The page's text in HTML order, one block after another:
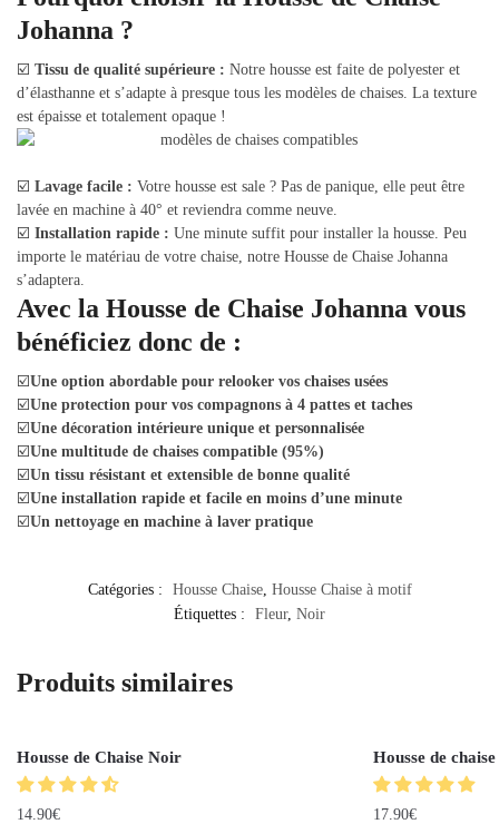
Johanna ?
☑️ Tissu de qualité supérieure : Notre housse est faite de polyester et
d’élasthanne et s’adapte à presque tous les modèles de chaises. La texture
est épaisse et totalement opaque !
☑️ Lavage facile : Votre housse est sale ? Pas de panique, elle peut être
lavée en machine à 40° et reviendra comme neuve.
☑️ Installation rapide : Une minute suffit pour installer la housse. Peu
importe le matériau de votre chaise, notre Housse de Chaise Johanna
s’adaptera.
Avec la Housse de Chaise Johanna vous
bénéficiez donc de :
☑️Une option abordable pour relooker vos chaises usées
☑️Une protection pour vos compagnons à 4 pattes et taches
☑️Une décoration intérieure unique et personnalisée
☑️Une multitude de chaises compatible (95%)
☑️Un tissu résistant et extensible de bonne qualité
☑️Une installation rapide et facile en moins d’une minute
☑️Un nettoyage en machine à laver pratique
Catégories : Housse Chaise, Housse Chaise à motif
Étiquettes :
Fleur, Noir
Produits similaires
Housse de Chaise Noir
14.90€
Housse de
17.90€